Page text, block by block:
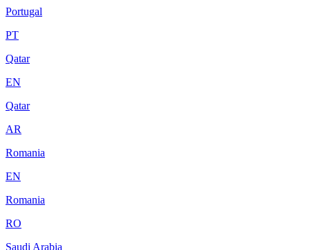
Portugal
PT
Qatar
EN
Qatar
AR
Romania
EN
Romania
RO
Saudi Arabia